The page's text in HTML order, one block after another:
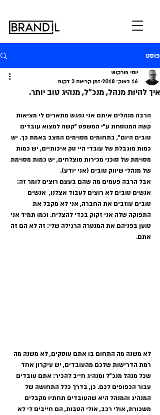
פוסט
איך להיות מנהל, מנכ"ל, מנהיג טוב יותר.
יוסי פורקוש
16 באוק׳ 2018
זמן קריאה 3 דקות
הרבה מנהלים איתם אני נפגש מתארים לי מציאות
קשה המנוסחת ע"י המשפט "קשה למצוא עובדים
טובים היום", בתחומים מסוימים המצב באמת כך. יש
כמות מוגבלת של עובדי היי טק איכותיים, יש כמות
מסוימת של סוכני מכירות מוצלחים, יש כמות מסוימת
של מנהלי שיווק טובים (אני יודע).
אבל הרבה פעמים מה שהם בעצם רוצים לומר זה:
אנשים טובים לא רוצים לעבוד אצלנו,  אנשים
טובים עוזבים את החברה, אני לא מקבל את
התפוקה שלה אני זקוק בכדי להצליח. וכמו תמיד אני
טוען בפניהם את המנטרה הרגילה שלי: זה לא הם זה
אתם.
לא משנה מה התחום בו אתם עוסקים, לא משנה מה
רמת הדרישות שלכם מהעובדים, יש עיקרון אחד
שכל מנהל מנכ"ל ומנהיג חייב להכיר: אתם עובדים
עבור הכפופים לכם. כן, בדרך כלל התחושה של
המנהיג והמנהל היא שהעובדים תחתיו מקבלים
משכורת, אולי רכב, אולי הטבות, הם חייבים לי לא